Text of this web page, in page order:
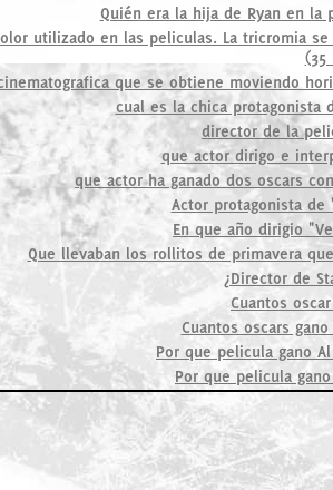
Quién era la hija de Ryan en la
utilizado en las peliculas. La tricromia
(35
que se obtiene moviendo
cual es la chica protagonista
director de la
que actor dirigo e
que actor ha ganado dos oscars
Actor protagonista de
En que año dirigio
Que llevaban los rollitos de primavera
¿Director de
Cuantos
Cuantos oscars
Por que pelicula gano
Por que pelicula